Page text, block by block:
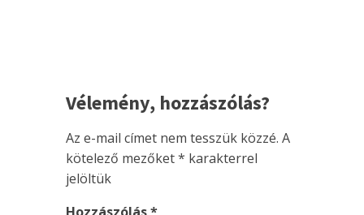
Vélemény, hozzászólás?
Az e-mail címet nem tesszük közzé. A
kötelező mezőket* karakterrel
jelöltük